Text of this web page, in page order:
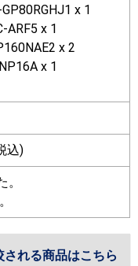
x 1
ARF5 x 1
x 2
x 1
込)
れる商品はこちら